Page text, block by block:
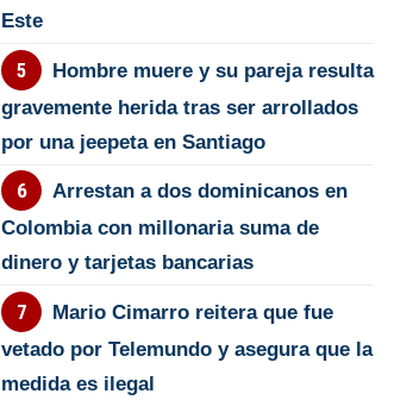
Este
Hombre muere y su pareja resulta
gravemente herida tras ser arrollados
por una jeepeta en Santiago
Arrestan a dos dominicanos en
Colombia con millonaria suma de
dinero y tarjetas bancarias
Mario Cimarro reitera que fue
vetado por Telemundo y asegura que la
medida es ilegal